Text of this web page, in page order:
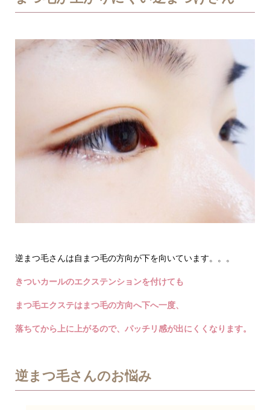
逆まつ毛さんは自まつ毛の方向が下を向いています。。。
きついカールのエクステンションを付けても
まつ毛エクステはまつ毛の方向へ下へ一度、
落ちてから上に上がるので、パッチリ感が出にくくなります。
逆まつ毛さんのお悩み